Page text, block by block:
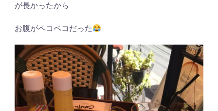
が長かったから
お腹がペコペコだった